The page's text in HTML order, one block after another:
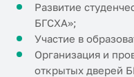
Развитие
БГСХА»;
Участие в
Организация и
открытых дверей